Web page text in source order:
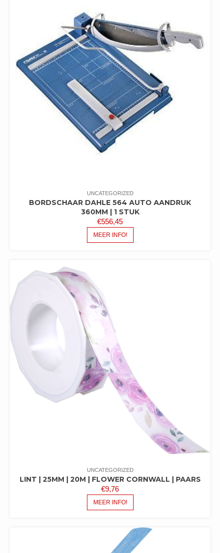
UNCATEGORIZED
BORDSCHAAR DAHLE 564 AUTO AANDRUK
360MM | 1 STUK
€556,45
MEER INFO!
UNCATEGORIZED
LINT | 25MM | 20M | FLOWER CORNWALL | PAARS
€9,76
MEER INFO!